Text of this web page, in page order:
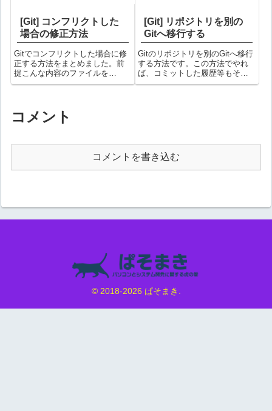
[Git] コンフリクトした
場合の修正方法
Gitでコンフリクトした場合に修
正する方法をまとめました。前
提こんな内容のファイルを
(hoge.txt)xxxxxyyyyyAさんが以
ように修正xxxxxyyyyybbbbbAさ
んが...
[Git] リポジトリを別の
Gitへ移行する
Gitのリポジトリを別のGitへ移行
する方法です。この方法でやれ
ば、コミットした履歴等もその
まま移行できます。必要な情報
コメント
コメントを書き込む
© 2018-2026 ぱそまき.